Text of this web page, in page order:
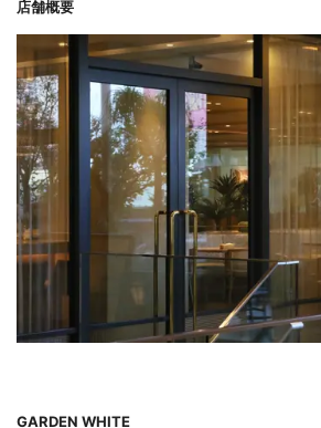
店舗概要
GARDEN WHITE